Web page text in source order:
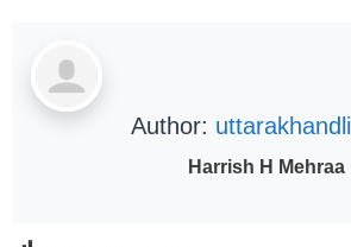
Author:
Harrish H Mehraa